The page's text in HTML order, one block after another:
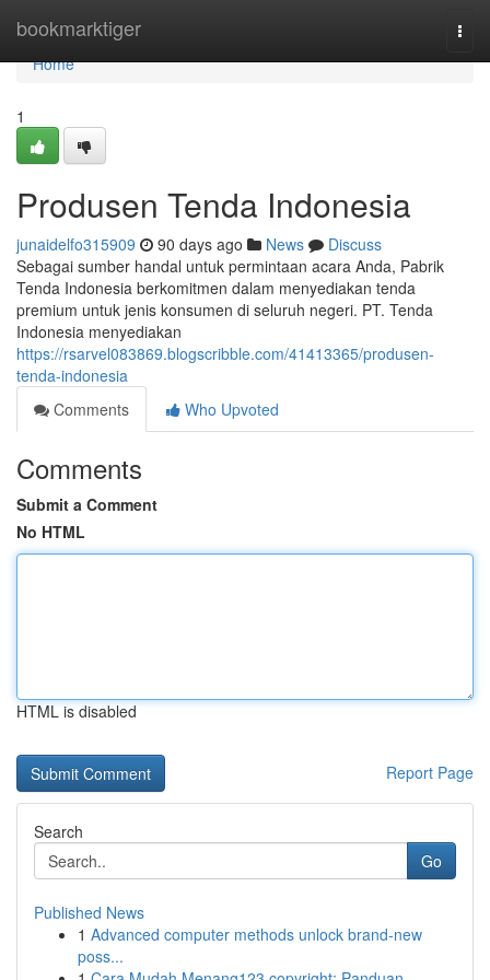
bookmarktiger
Home
Home
1
Produsen Tenda Indonesia
junaidelfo315909 90 days ago News
Discuss
Sebagai sumber handal untuk permintaan acara Anda, Pabrik
Tenda Indonesia berkomitmen dalam menyediakan tenda
premium untuk jenis konsumen di seluruh negeri. PT. Tenda
Indonesia menyediakan
https://rsarvel083869.blogscribble.com/41413365/produsen-
tenda-indonesia
Comments
Who Upvoted
Comments
Submit a Comment
No HTML
HTML is disabled
Report Page
Search
Go
Published News
1 Advanced computer methods unlock brand-new
poss...